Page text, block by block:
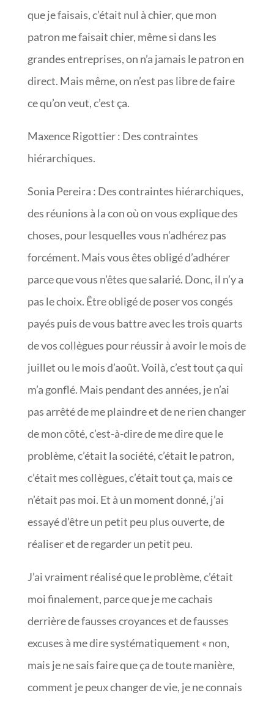
que je faisais, c’était nul à chier, que mon
patron me faisait chier, même si dans les
grandes entreprises, on n’a jamais le patron en
direct. Mais même, on n’est pas libre de faire
ce qu’on veut, c’est ça.
Maxence Rigottier : Des contraintes
hiérarchiques.
Sonia Pereira : Des contraintes hiérarchiques,
des réunions à la con où on vous explique des
choses, pour lesquelles vous n’adhérez pas
forcément. Mais vous êtes obligé d’adhérer
parce que vous n’êtes que salarié. Donc, il n’y a
pas le choix. Être obligé de poser vos congés
payés puis de vous battre avec les trois quarts
de vos collègues pour réussir à avoir le mois de
juillet ou le mois d’août. Voilà, c’est tout ça qui
m’a gonflé. Mais pendant des années, je n’ai
pas arrêté de me plaindre et de ne rien changer
de mon côté, c’est-à-dire de me dire que le
problème, c’était la société, c’était le patron,
c’était mes collègues, c’était tout ça, mais ce
n’était pas moi. Et à un moment donné, j’ai
essayé d’être un petit peu plus ouverte, de
réaliser et de regarder un petit peu.
J’ai vraiment réalisé que le problème, c’était
moi finalement, parce que je me cachais
derrière de fausses croyances et de fausses
excuses à me dire systématiquement « non,
mais je ne sais faire que ça de toute manière,
comment je peux changer de vie, je ne connais